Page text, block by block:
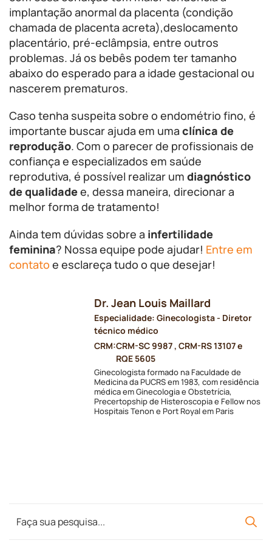
implantação anormal da placenta (condição
chamada de placenta acreta),deslocamento
placentário, pré-eclâmpsia, entre outros
problemas. Já os bebês podem ter tamanho
abaixo do esperado para a idade gestacional ou
nascerem prematuros.
Caso tenha suspeita sobre o endométrio fino, é
importante buscar ajuda em uma clínica de
reprodução. Com o parecer de profissionais de
confiança e especializados em saúde
reprodutiva, é possível realizar um diagnóstico
de qualidadee, dessa maneira, direcionar a
melhor forma de tratamento!
Ainda tem dúvidas sobre a infertilidade
feminina? Nossa equipe pode ajudar! Entre em
contato e esclareça tudo o que desejar!
Dr. Jean Louis Maillard
Especialidade: Ginecologista - Diretor
técnico médico
CRM:CRM-SC 9987 , CRM-RS 13107 e
RQE 5605
Ginecologista formado na Faculdade de
Medicina da PUCRS em 1983, com residência
médica em Ginecologia e Obstetrícia,
Precertopship de Histeroscopia e Fellow nos
Hospitais Tenon e Port Royal em Paris